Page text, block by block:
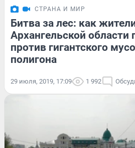
СТРАНА И МИР
Битва за лес: как
Архангельской
против гигантского
полигона
29 июля, 2019, 17:09 1 992